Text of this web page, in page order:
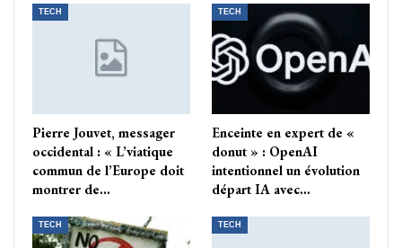
TECH
Pierre Jouvet, messager
occidental : « L’viatique
commun de l’Europe doit
montrer de…
TECH
Enceinte en expert de «
donut » : OpenAI
intentionnel un évolution
départ IA avec…
TECH TECH